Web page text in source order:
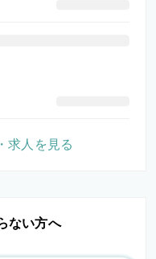
ない方へ
求人を見る